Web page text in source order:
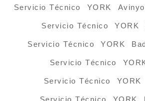
Servicio Técnico YORK
Servicio Técnico YORK
Servicio Técnico YORK
Servicio Técnico
Servicio Técnico YORK